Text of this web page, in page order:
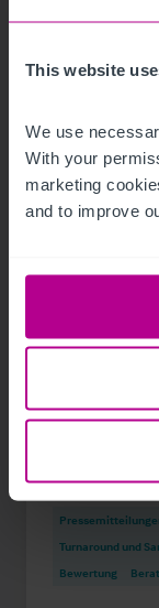
This website
We use
With your
marketing
and to improve
Christie &
Turnaround und
Bewertung